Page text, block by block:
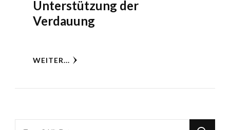
Unterstützung der
Verdauung
WEITER...